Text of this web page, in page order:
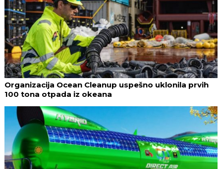
Organizacija Ocean Cleanup uspešno uklonila prvih
100 tona otpada iz okeana